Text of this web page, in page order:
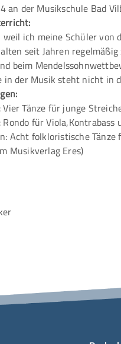
an der Musikschule Bad
ich meine Schüler von
seit Jahren
beim
in der Musik steht nicht in
Vier Tänze für junge
Rondo für Viola,Kontrabass
Acht folkloristische
Musikverlag Eres)